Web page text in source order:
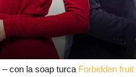
– con la soap turca Forbidden fruit